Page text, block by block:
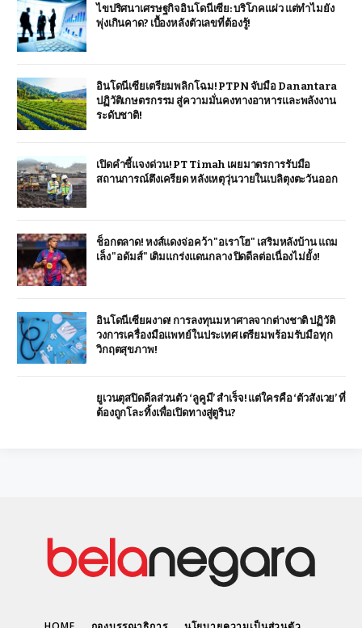
ไขปริศนาเศรษฐกิจอินโดนีเซีย: บริโภคแผ่ว แต่ทำไมยัง
พุ่งเกินคาด? เบื้องหลังตัวเลขที่ต้องรู้!
อินโดนีเซียเตรียมพลิกโฉม! PTPN จับมือ Danantara
ปฏิวัติเกษตรกรรม สู่ความมั่นคงทางอาหารและพลังงาน
ระดับชาติ!
เปิดคำชี้แจงด่วน! PT Timah เผยมาตรการรับมือ
สถานการณ์ตึงเครียด หลังเหตุวุ่นวายในเบลิตุงตะวันออก
ช็อกตลาด! หงส์แดงจ่อคว้า "อเราโฮ" เสริมหลังบ้าน แถม
เล็ง "อดัมส์" เติมแกร่งแดนกลาง ปิดดีลต่อเนื่องไม่ยั้ง!
อินโดนีเซียผงาด! การลงทุนมหาศาลจากต่างชาติ ปฏิวัติ
วงการเครื่องมือแพทย์ในประเทศ เตรียมพร้อมรับมือทุก
วิกฤตสุขภาพ!
ยูเวนตุสปิดดีลส่วนตัว ‘ลูคูมี’ สำเร็จ! แต่ใครคือ ‘ตัวสังเวย’ ที่
ต้องถูกโละทิ้งเพื่อเปิดทางสู่ตูริน?